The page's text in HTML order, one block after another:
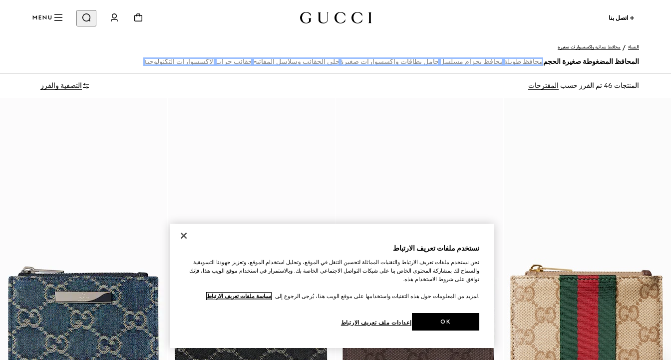
اتصل بنا MENU
النساء محافظ نسائية وإكسسوارات صغيرة
المحافظ المضغوطة صغيرة الحجم محافظ طويلة محافظ بحزام مسلسل حامل بطاقات وإكسسوارات صغيرة حلي الحقائب وسلاسل المفاتيح حقائب جراب الإكسسوارات التكنولوجية
المنتجات 46 تم الفرز حسب المقترحات التصفية والفرز
نستخدم ملفات تعريف الارتباط
نحن نستخدم ملفات تعريف الارتباط والتقنيات المماثلة لتحسين التنقل في الموقع، وتحليل استخدام الموقع، وتعزيز جهودنا التسويقية
والسماح لك بمشاركة المحتوى الخاص بنا على شبكات التواصل الاجتماعي الخاصة بك. وبالاستمرار في استخدام موقع الويب هذا، فإنك
توافق على شروط الاستخدام هذه.
.لمزيد من المعلومات حول هذه التقنيات واستخدامها على موقع الويب هذا، يُرجى الرجوع إلى سياسة ملفات تعريف الارتباط
إعدادات ملف تعريف الارتباط OK